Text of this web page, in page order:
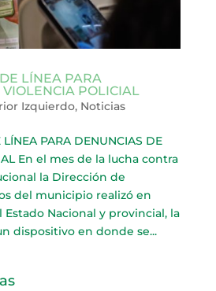
LÍNEA PARA
POLICIAL
Izquierdo, Noticias
PARA DENUNCIAS DE
En el mes de la lucha contra
la Dirección de
del municipio realizó en
Nacional y provincial, la
dispositivo en donde se...